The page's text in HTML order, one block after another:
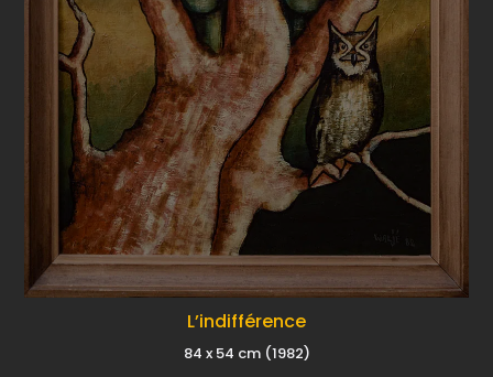
L’indifférence
84 x 54 cm (1982)